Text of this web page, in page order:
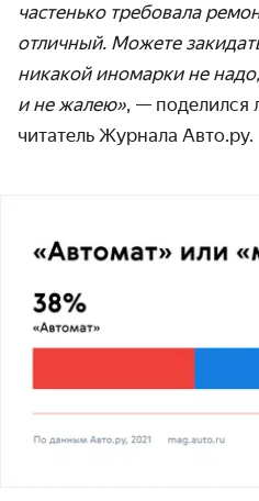
частенько требовала
отличный. Можете
никакой иномарки не
и не жалею», — поделился
читатель Журнала Авто.ру.